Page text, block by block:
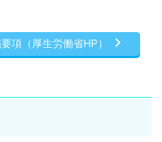
項（厚生労働省HP）